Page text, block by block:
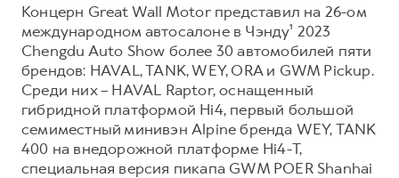
от 2 899 000 ₽ от 3 599 000 ₽
POER
от 3 449 000 ₽
КОРПОРАТИВНЫМ КЛИЕНТАМ
Для малого бизнеса
Корпоративным клиентам
Крупным корпоративным клиентам
Система управления автопарком
GWM Безопасность
Гарантия HAVAL
Мобильное приложение GWM
Программа «HAVAL Защита+»
Руководства по эксплуатации
Подписки
Концерн Great Wall Motor представил на 26-ом
международном автосалоне в Чэнду¹ 2023
Chengdu Auto Show более 30 автомобилей пяти
брендов: HAVAL, TANK, WEY, ORA и GWM Pickup.
Среди них – HAVAL Raptor, оснащенный
гибридной платформой Hi4, первый большой
семиместный минивэн Alpine бренда WEY, TANK
400 на внедорожной платформе Hi4-T,
специальная версия пикапа GWM POER Shanhai